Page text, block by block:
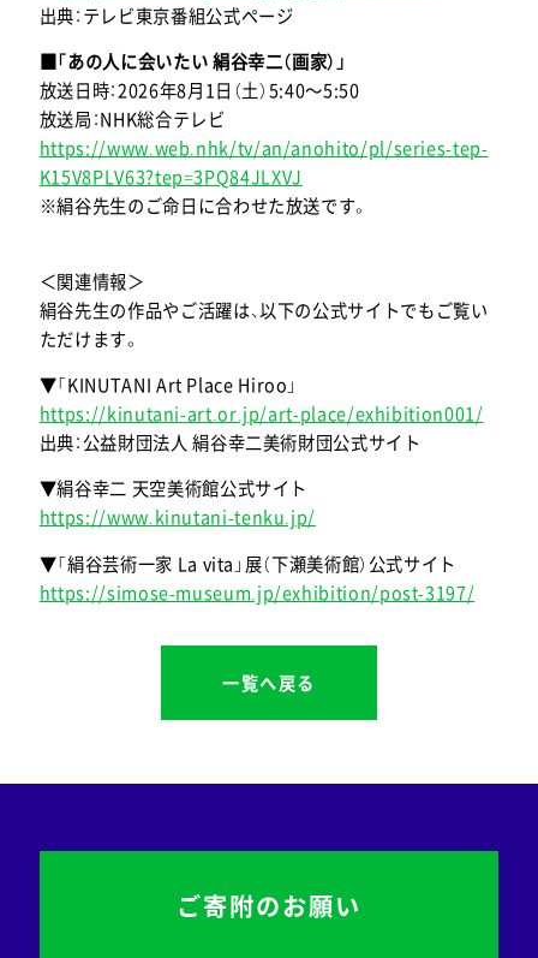
出典：テレビ東京番組公式ページ
■「あの人に会いたい 絹谷幸二（画家）」
放送日時：2026年8月1日（土）5:40～5:50
放送局：NHK総合テレビ
https://www.web.nhk/tv/an/anohito/pl/series-tep-
K15V8PLV63?tep=3PQ84JLXVJ
※絹谷先生のご命日に合わせた放送です。
＜関連情報＞
絹谷先生の作品やご活躍は、以下の公式サイトでもご覧い
ただけます。
▼「KINUTANI Art Place Hiroo」
https://kinutani-art.or.jp/art-place/exhibition001/
出典：公益財団法人 絹谷幸二美術財団公式サイト
▼絹谷幸二 天空美術館公式サイト
https://www.kinutani-tenku.jp/
▼「絹谷芸術一家 La vita」展（下瀬美術館）公式サイト
https://simose-museum.jp/exhibition/post-3197/
一覧へ戻る
ご寄附のお願い